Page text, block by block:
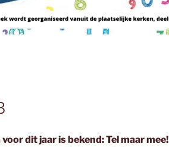
dit jaar is bekend: Tel maar mee!